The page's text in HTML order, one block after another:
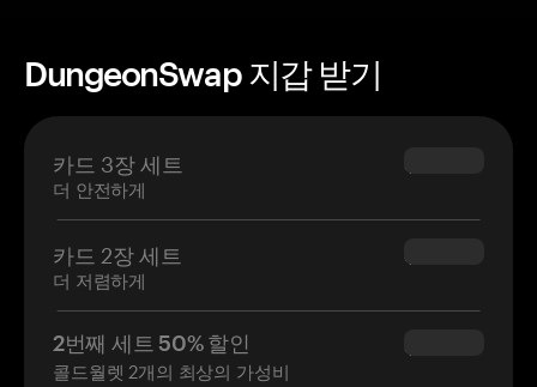
DungeonSwap 지갑 받기
카드 3장 세트
더 안전하게
$69.90
카드 2장 세트
더 저렴하게
$54.90
2번째 세트 50% 할인
콜드월렛 2개의 최상의 가성비
$34.95